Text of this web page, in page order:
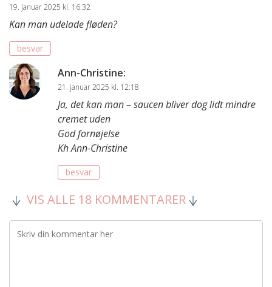
19. januar 2025 kl. 16:32
Kan man udelade fløden?
besvar
Ann-Christine:
21. januar 2025 kl. 12:18
Ja, det kan man – saucen bliver dog lidt mindre
cremet uden
God fornøjelse
Kh Ann-Christine
besvar
VIS ALLE 18 KOMMENTARER